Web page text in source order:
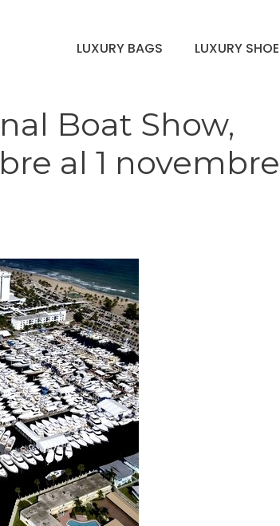
LUXURY BAGS LUXURY
Boat Show,
al 1 novembre